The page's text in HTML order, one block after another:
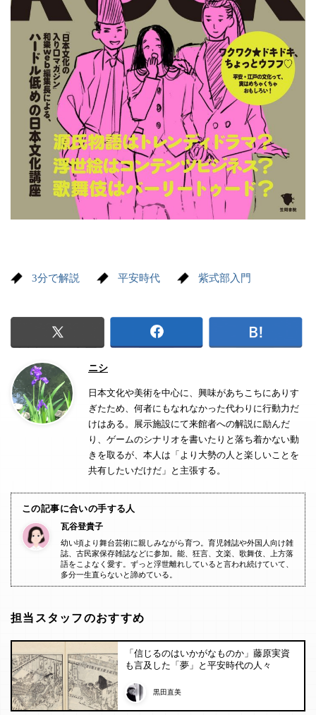
3分で解説 平安時代 紫式部入門
ニシ
日本文化や美術を中心に、興味があちこちにありす
ぎたため、何者にもなれなかった代わりに行動力だ
けはある。展示施設にて来館者への解説に励んだ
り、ゲームのシナリオを書いたりと落ち着かない動
きを取るが、本人は「より大勢の人と楽しいことを
共有したいだけだ」と主張する。
この記事に合いの手する人
瓦谷登貴子
幼い頃より舞台芸術に親しみながら育つ。育児雑誌や外国人向け雑
誌、古民家保存雑誌などに参加。能、狂言、文楽、歌舞伎、上方落
語をこよなく愛す。ずっと浮世離れしていると言われ続けていて、
多分一生直らないと諦めている。
担当スタッフのおすすめ
「信じるのはいかがなものか」藤原実資
も言及した「夢」と平安時代の人々
黒田直美